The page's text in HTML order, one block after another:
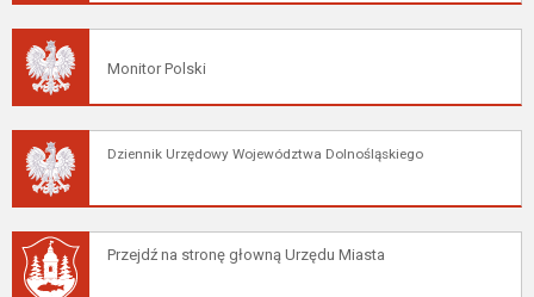
Monitor Polski
Dziennik Urzędowy Województwa Dolnośląskiego
Przejdź na stronę głowną Urzędu Miasta